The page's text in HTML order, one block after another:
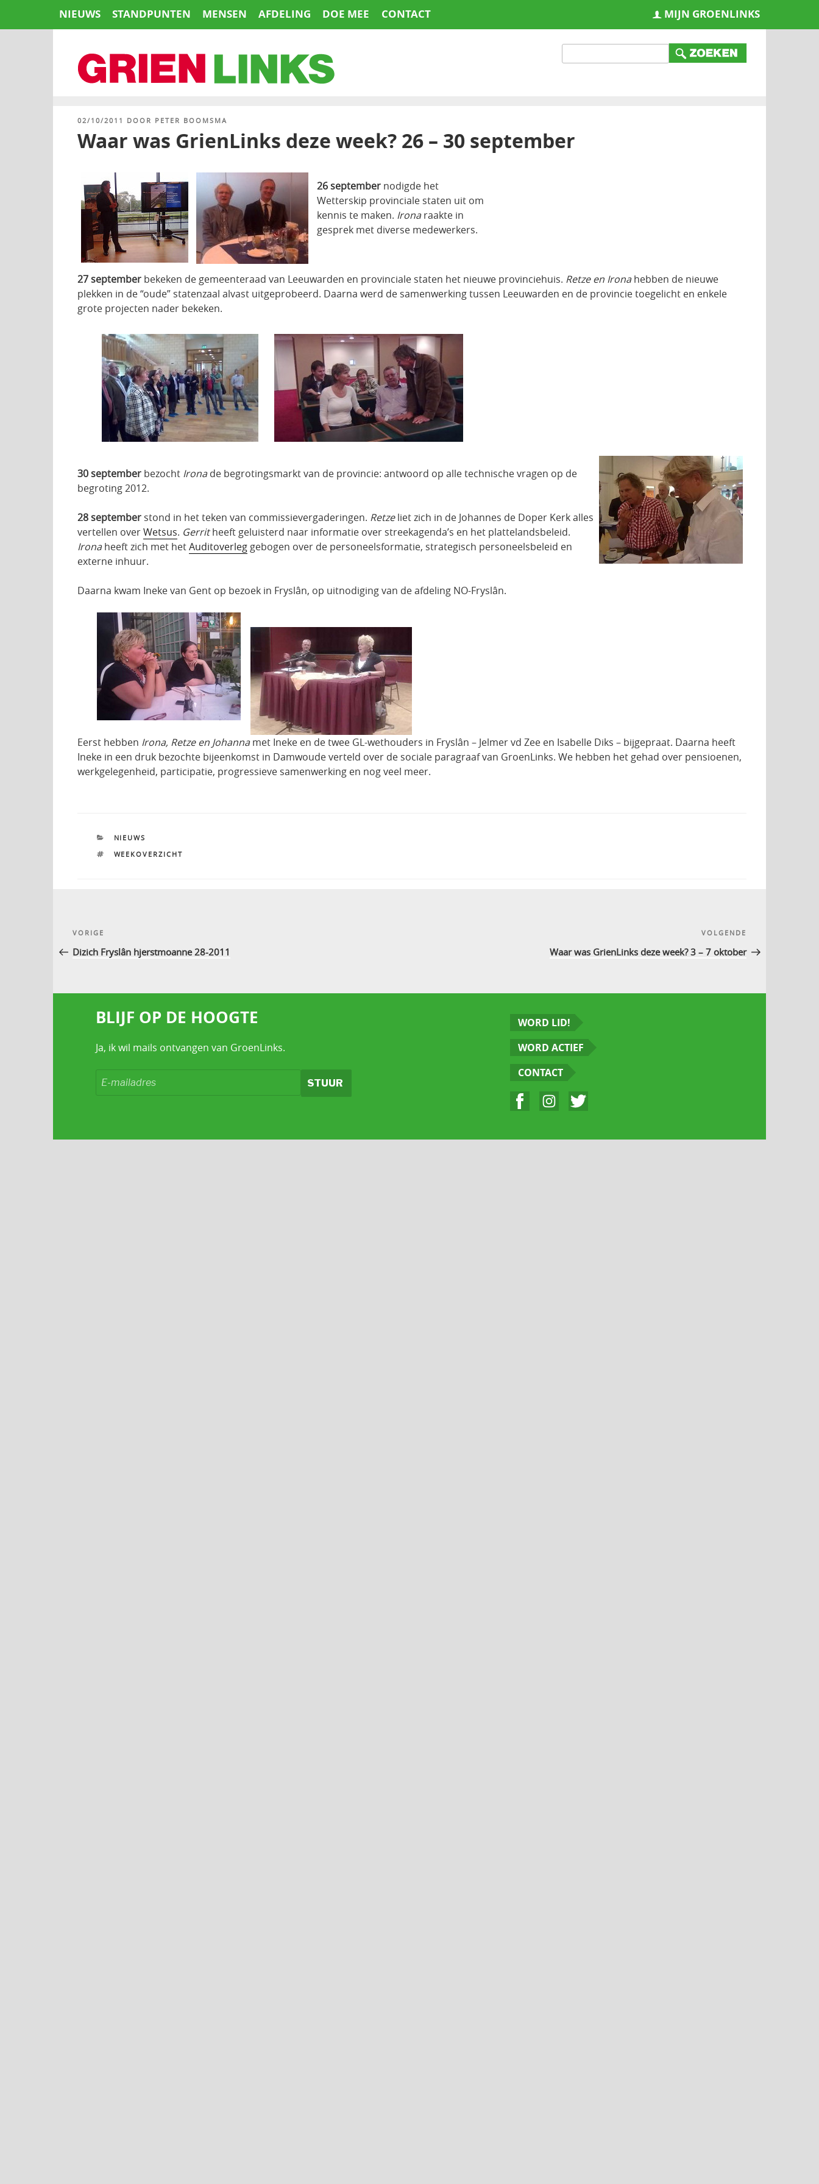
NIEUWS STANDPUNTEN MENSEN AFDELING DOE MEE CONTACT MIJN GROENLINKS
GEPLAATST
02/10/2011 DOOR PETER BOOMSMA
Waar was GrienLinks deze week? 26 – 30 september
26 september nodigde het
Wetterskip provinciale staten uit om
kennis te maken. Ironaraakte in
gesprek met diverse medewerkers.
27 september bekeken de gemeenteraad van Leeuwarden en provinciale staten het nieuwe provinciehuis. Retze en Ironahebben de nieuwe
plekken in de “oude” statenzaal alvast uitgeprobeerd. Daarna werd de samenwerking tussen Leeuwarden en de provincie toegelicht en enkele
grote projecten nader bekeken.
30 september bezocht Ironade begrotingsmarkt van de provincie: antwoord op alle technische vragen op de
begroting 2012.
28 september stond in het teken van commissievergaderingen. Retzeliet zich in de Johannes de Doper Kerk alles
vertellen overWetsus. Gerritheeft geluisterd naar informatie over streekagenda’s en het plattelandsbeleid.
Ironaheeft zich met hetAuditoverleg gebogen over de personeelsformatie, strategisch personeelsbeleid en
externe inhuur.
Daarna kwam Ineke van Gent op bezoek in Fryslân, op uitnodiging van de afdeling NO-Fryslân.
Eerst hebben Irona, Retze en Johannamet Ineke en de twee GL-wethouders in Fryslân – Jelmer vd Zee en Isabelle Diks – bijgepraat. Daarna heeft
Ineke in een druk bezochte bijeenkomst in Damwoude verteld over de sociale paragraaf van GroenLinks. We hebben het gehad over pensioenen,
werkgelegenheid, participatie, progressieve samenwerking en nog veel meer.
CATEGORIEËN
NIEUWS
TAGS
WEEKOVERZICHT
Bericht
navigatie
Vorig
bericht
VORIGE
Dizich Fryslân hjerstmoanne 28-2011
bericht
VOLGENDE
Waar was GrienLinks deze week? 3 – 7 oktober
BLIJF OP DE HOOGTE
Ja, ik wil mails ontvangen van GroenLinks.
WORD LID!
WORD ACTIEF
CONTACT